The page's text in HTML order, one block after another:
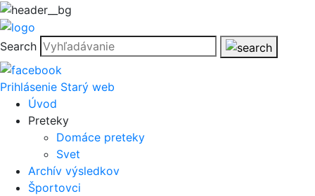
Search
Prihlásenie Starý web
Úvod
Preteky
Domáce preteky
Svet
Archív výsledkov
Športovci